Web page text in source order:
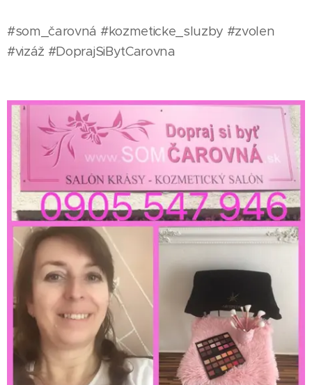
#som_čarovná #kozmeticke_sluzby #zvolen
#vizáž #DoprajSiBytCarovna